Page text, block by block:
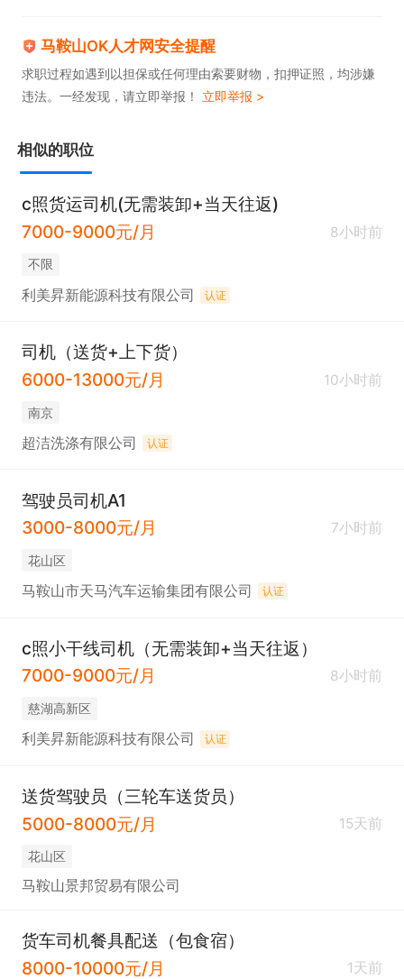
马鞍山OK人才网安全提醒
求职过程如遇到以担保或任何理由索要财物，扣押证照，均涉嫌
违法。一经发现，请立即举报！ 立即举报 >
相似的职位
c照货运司机(无需装卸+当天往返)
7000-9000元/月
8小时前
不限
利美昇新能源科技有限公司 认证
司机（送货+上下货）
6000-13000元/月
10小时前
南京
超洁洗涤有限公司 认证
驾驶员司机A1
3000-8000元/月
7小时前
花山区
马鞍山市天马汽车运输集团有限公司 认证
c照小干线司机（无需装卸+当天往返）
7000-9000元/月
8小时前
慈湖高新区
利美昇新能源科技有限公司 认证
送货驾驶员（三轮车送货员）
5000-8000元/月
15天前
花山区
马鞍山景邦贸易有限公司
货车司机餐具配送（包食宿）
8000-10000元/月
1天前